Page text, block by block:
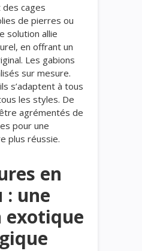
des cages
de pierres ou
solution allie
en offrant un
Les gabions
sur mesure.
s’adaptent à tous
les styles. De
agrémentés de
pour une
plus réussie.
en
: une
exotique